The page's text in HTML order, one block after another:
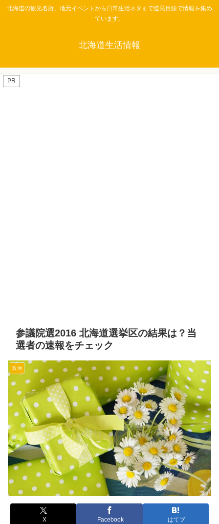
北海道の観光名所、地元イベントから日常生活ネタまで道民目線で情報を集め
ています。
北海道生活情報
PR
参議院選2016 北海道選挙区の結果は？当
選者の速報をチェック
政治
X Facebook はてブ